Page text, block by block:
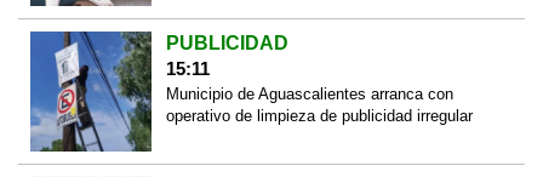
PUBLICIDAD
15:11
Municipio de Aguascalientes arranca con
operativo de limpieza de publicidad irregular